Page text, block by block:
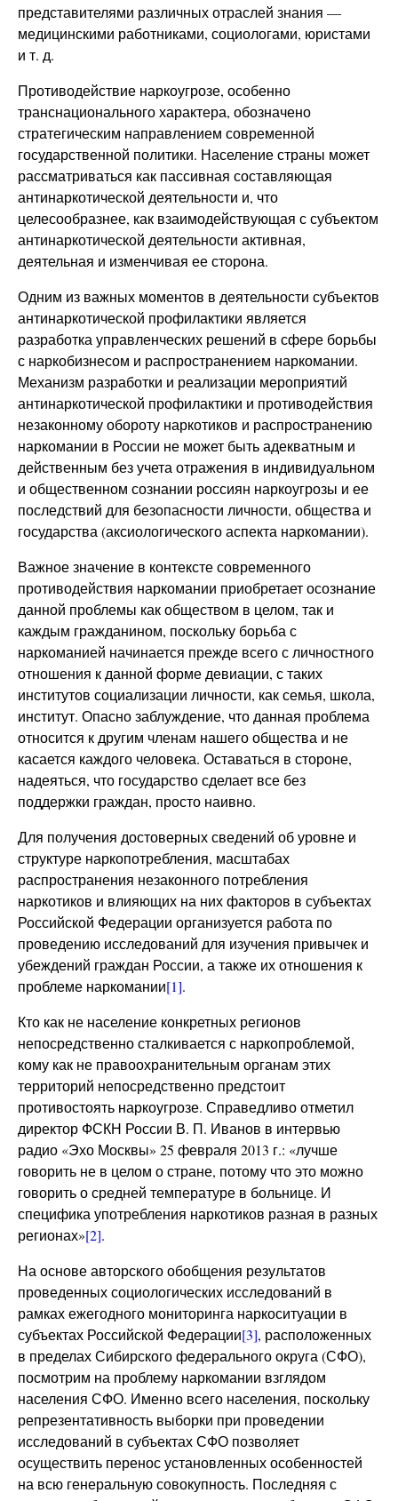
представителями различных отраслей знания —
медицинскими работниками, социологами, юристами
и т. д.
Противодействие наркоугрозе, особенно
транснационального характера, обозначено
стратегическим направлением современной
государственной политики. Население страны может
рассматриваться как пассивная составляющая
антинаркотической деятельности и, что
целесообразнее, как взаимодействующая с субъектом
антинаркотической деятельности активная,
деятельная и изменчивая ее сторона.
Одним из важных моментов в деятельности субъектов
антинаркотической профилактики является
разработка управленческих решений в сфере борьбы
с наркобизнесом и распространением наркомании.
Механизм разработки и реализации мероприятий
антинаркотической профилактики и противодействия
незаконному обороту наркотиков и распространению
наркомании в России не может быть адекватным и
действенным без учета отражения в индивидуальном
и общественном сознании россиян наркоугрозы и ее
последствий для безопасности личности, общества и
государства (аксиологического аспекта наркомании).
Важное значение в контексте современного
противодействия наркомании приобретает осознание
данной проблемы как обществом в целом, так и
каждым гражданином, поскольку борьба с
наркоманией начинается прежде всего с личностного
отношения к данной форме девиации, с таких
институтов социализации личности, как семья, школа,
институт. Опасно заблуждение, что данная проблема
относится к другим членам нашего общества и не
касается каждого человека. Оставаться в стороне,
надеяться, что государство сделает все без
поддержки граждан, просто наивно.
Для получения достоверных сведений об уровне и
структуре наркопотребления, масштабах
распространения незаконного потребления
наркотиков и влияющих на них факторов в субъектах
Российской Федерации организуется работа по
проведению исследований для изучения привычек и
убеждений граждан России, а также их отношения к
проблеме наркомании[1].
Кто как не население конкретных регионов
непосредственно сталкивается с наркопроблемой,
кому как не правоохранительным органам этих
территорий непосредственно предстоит
противостоять наркоугрозе. Справедливо отметил
директор ФСКН России В. П. Иванов в интервью
радио «Эхо Москвы» 25 февраля 2013 г.: «лучше
говорить не в целом о стране, потому что это можно
говорить о средней температуре в больнице. И
специфика употребления наркотиков разная в разных
регионах»[2].
На основе авторского обобщения результатов
проведенных социологических исследований в
рамках ежегодного мониторинга наркоситуации в
субъектах Российской Федерации[3], расположенных
в пределах Сибирского федерального округа (СФО),
посмотрим на проблему наркомании взглядом
населения СФО. Именно всего населения, поскольку
репрезентативность выборки при проведении
исследований в субъектах СФО позволяет
осуществить перенос установленных особенностей
на всю генеральную совокупность. Последняя с